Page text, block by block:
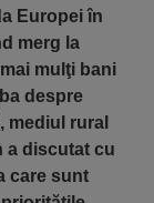
Europei în
merg la
mulţi bani
despre
mediul rural
a discutat cu
care sunt